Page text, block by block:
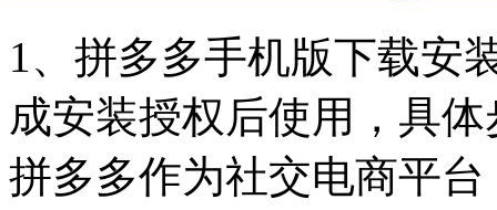
1、拼多多手机版下载安
成安装授权后使用，具
拼多多作为社交电商平